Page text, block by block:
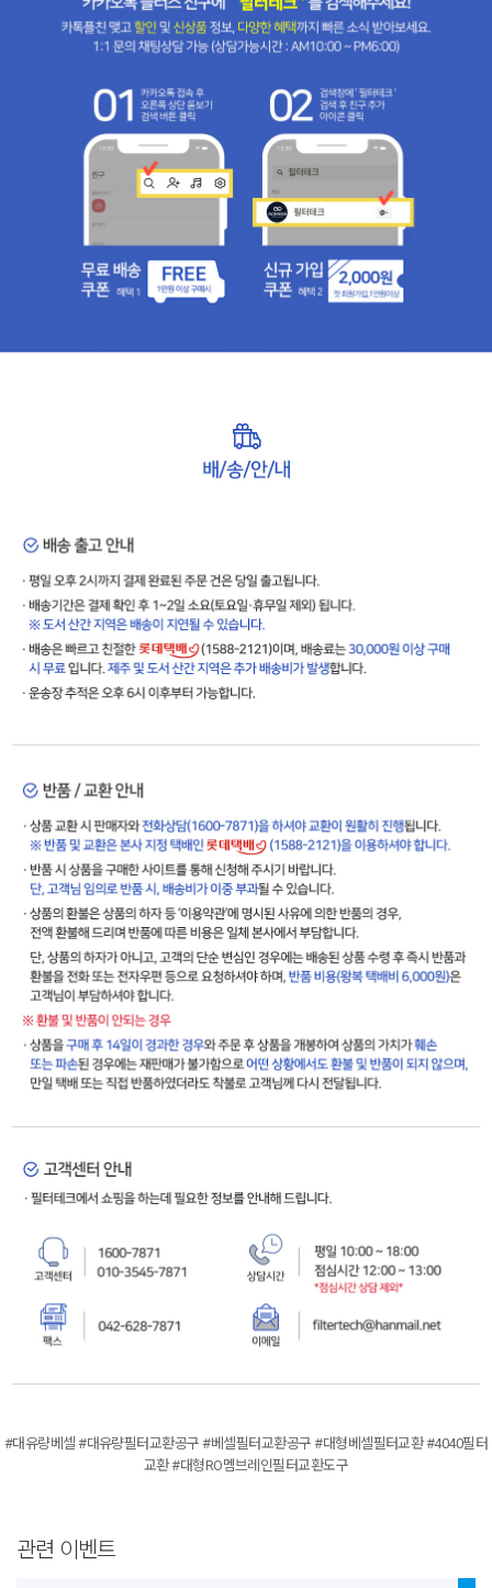
#대유량베셀 #대유량필터교환공구 #베셀필터교환공구 #대형베셀필터교환 #4040필터
교환 #대형RO멤브레인필터교환도구
관련 이벤트